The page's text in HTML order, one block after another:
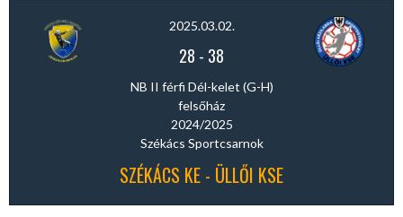
2025.03.02.
28 - 38
NB II férfi Dél-kelet (G-H)
felsőház
2024/2025
Székács Sportcsarnok
SZÉKÁCS KE - ÜLLŐI KSE